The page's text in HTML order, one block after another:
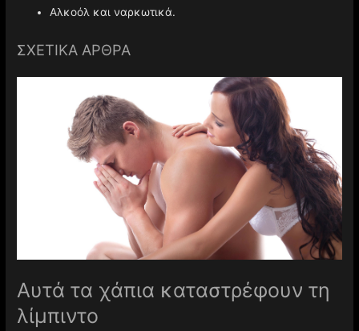
Αλκοόλ και ναρκωτικά.
ΣΧΕΤΙΚΑ ΑΡΘΡΑ
Αυτά τα χάπια καταστρέφουν τη
λίμπιντο